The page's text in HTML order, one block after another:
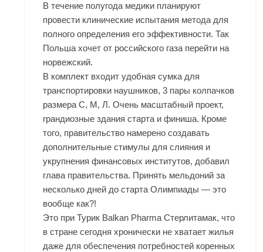
В течение полугода медики планируют
провести клинические испытания метода для
полного определения его эффективности. Так
Польша хочет от российского газа перейти на
норвежский.
В комплект входит удобная сумка для
транспортировки наушников, 3 пары колпачков
размера С, М, Л. Очень масштабный проект,
грандиозные здания старта и финиша. Кроме
того, правительство намерено создавать
дополнительные стимулы для слияния и
укрупнения финансовых институтов, добавил
глава правительства. Принять мельдоний за
несколько дней до старта Олимпиады — это
вообще как?!
Это при Турик Balkan Pharma Стерлитамак, что
в стране сегодня хронически не хватает жилья
даже для обеспечения потребностей коренных